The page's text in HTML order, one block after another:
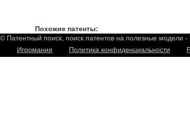
Похожие патенты:
© Патентный поиск, поиск патентов на полезные модели
Игромания
Политика конфиденциальности